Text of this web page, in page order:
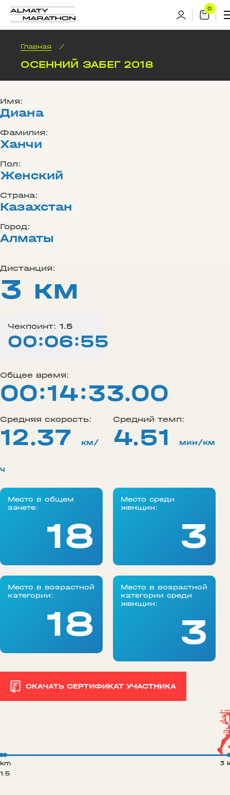
Главная /
ОСЕННИЙ ЗАБЕГ 2018
Имя:
Диана
Фамилия:
Ханчи
Пол:
Женский
Страна:
Казахстан
Город:
Алматы
Дистанция:
3 км
Чекпоинт: 1.5
00:06:55
Общее время:
00:14:33.00
Средняя скорость:
12.37 км/
ч
Средний темп:
4.51 мин/км
Место в общем
зачете:
18
Место среди
женщин:
3
Место в возрастной
категории:
18
Место в возрастной
категории среди
женщин:
3
СКАЧАТЬ СЕРТИФИКАТ УЧАСТНИКА
1.5
3